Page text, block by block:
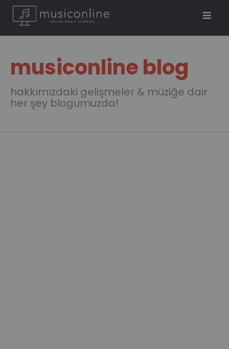
musiconline blog
hakkımızdaki gelişmeler & müziğe dair
her şey blogumuzda!